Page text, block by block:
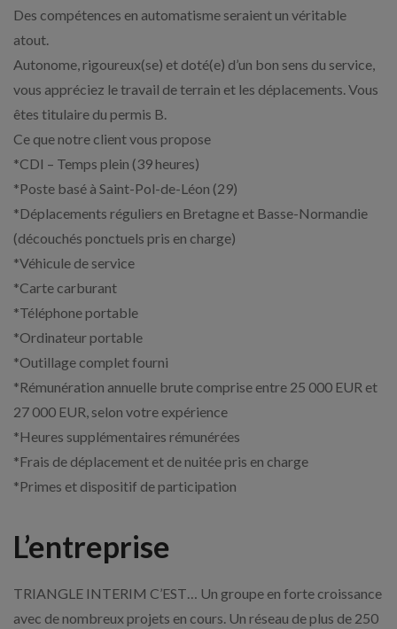
Des compétences en automatisme seraient un véritable
atout.
Autonome, rigoureux(se) et doté(e) d’un bon sens du service,
vous appréciez le travail de terrain et les déplacements. Vous
êtes titulaire du permis B.
Ce que notre client vous propose
*CDI – Temps plein (39 heures)
*Poste basé à Saint-Pol-de-Léon (29)
*Déplacements réguliers en Bretagne et Basse-Normandie
(découchés ponctuels pris en charge)
*Véhicule de service
*Carte carburant
*Téléphone portable
*Ordinateur portable
*Outillage complet fourni
*Rémunération annuelle brute comprise entre 25 000 EUR et
27 000 EUR, selon votre expérience
*Heures supplémentaires rémunérées
*Frais de déplacement et de nuitée pris en charge
*Primes et dispositif de participation
L’entreprise
TRIANGLE INTERIM C’EST… Un groupe en forte croissance
avec de nombreux projets en cours. Un réseau de plus de 250